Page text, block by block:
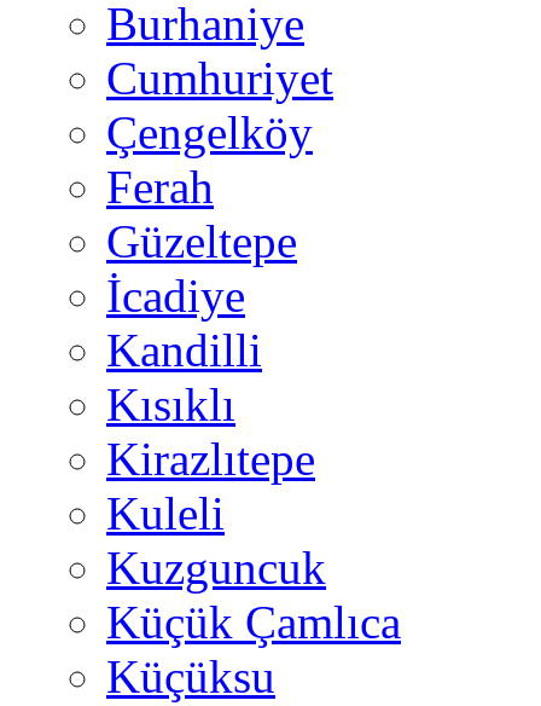
Burhaniye
Cumhuriyet
Çengelköy
Ferah
Güzeltepe
İcadiye
Kandilli
Kısıklı
Kirazlıtepe
Kuleli
Kuzguncuk
Küçük Çamlıca
Küçüksu